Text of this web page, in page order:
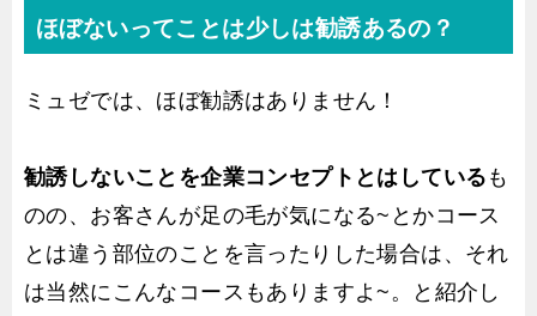
ほぼないってことは少しは勧誘あるの？
ミュゼでは、ほぼ勧誘はありません！
勧誘しないことを企業コンセプトとはしている も
のの、お客さんが足の毛が気になる~とかコース
とは違う部位のことを言ったりした場合は、それ
は当然にこんなコースもありますよ~。と紹介し